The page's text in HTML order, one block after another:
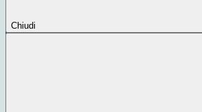
Chiudi